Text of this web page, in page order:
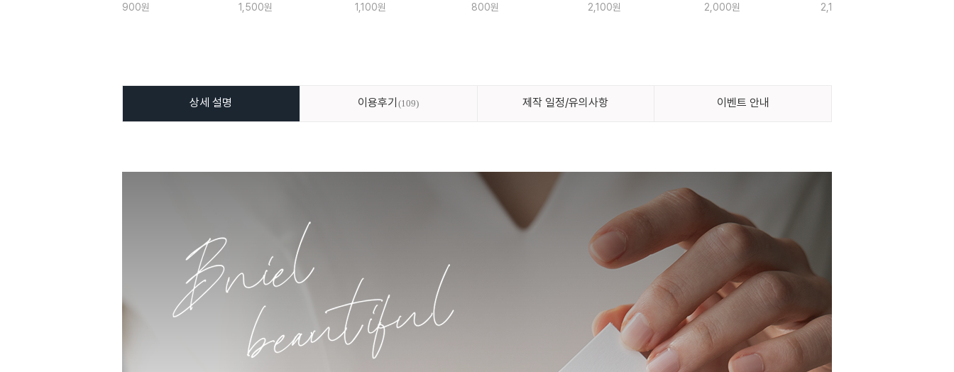
900원
1,500원
1,100원
800원
2,100원
2,000원
2,100원
상세 설명 이용후기109 제작 일정/유의사항 이벤트 안내